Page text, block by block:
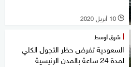
l 10 أبريل 2020
شرق أوسط
السعودية تفرض حظر التجول الكلي
لمدة 24 ساعة بالمدن الرئيسية